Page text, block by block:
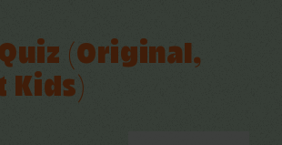
(Original,
Kids)